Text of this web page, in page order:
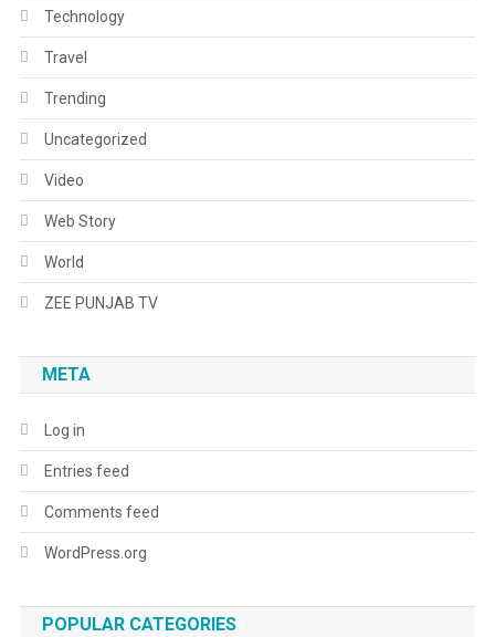
Technology
Travel
Trending
Uncategorized
Video
Web Story
World
ZEE PUNJAB TV
META
Log in
Entries feed
Comments feed
WordPress.org
POPULAR CATEGORIES